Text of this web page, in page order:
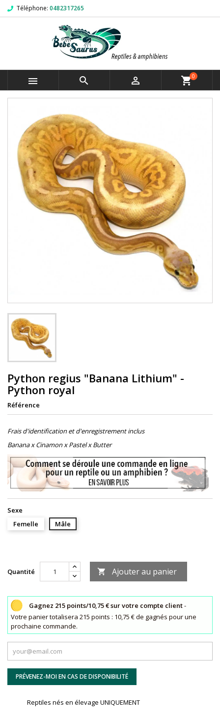
Téléphone: 0482317265
   shopping_cart0
Python regius "Banana Lithium" -
Python royal
Référence
Frais d'identification et d'enregistrement inclus
Banana x Cinamon x Pastel x Butter
Sexe
Femelle
Mâle
Quantité  Ajouter au panier
Gagnez 215 points/10,75 € sur votre compte client-
Votre panier totalisera 215 points : 10,75 € de gagnés pour une
prochaine commande.
PRÉVENEZ-MOI EN CAS DE DISPONIBILITÉ
Reptiles nés en élevage UNIQUEMENT